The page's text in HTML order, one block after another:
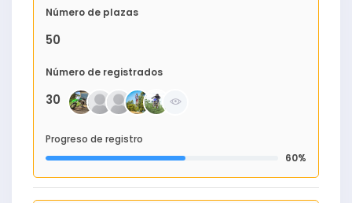
Número de plazas
50
Número de registrados
30
Progreso de registro
60%